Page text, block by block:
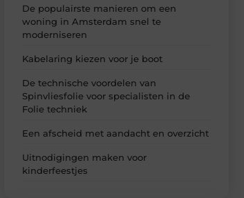
De populairste manieren om een
woning in Amsterdam snel te
moderniseren
Kabelaring kiezen voor je boot
De technische voordelen van
Spinvliesfolie voor specialisten in de
Folie techniek
Een afscheid met aandacht en overzicht
Uitnodigingen maken voor
kinderfeestjes